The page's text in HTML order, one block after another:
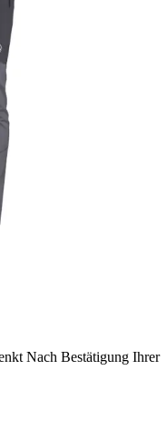
Nach Bestätigung Ihrer